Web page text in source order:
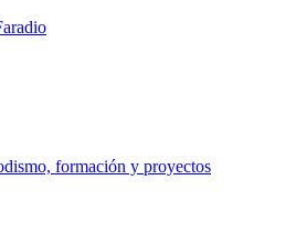
formación y proyectos